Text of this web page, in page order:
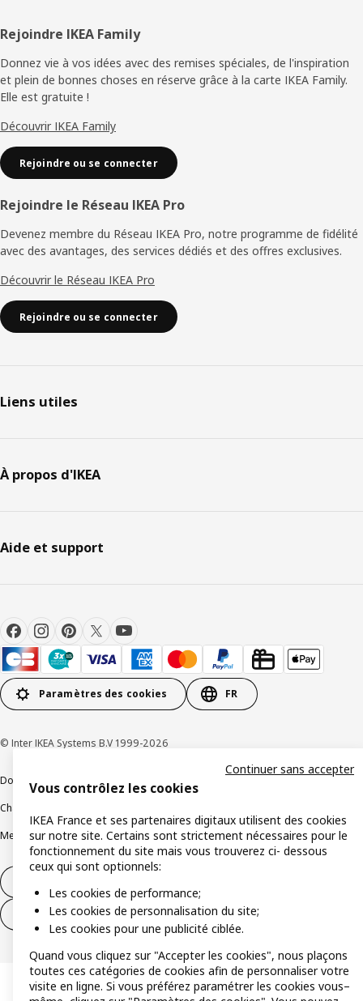
en choisissant le lavabo, le plateau ou encore le miroir que
vous préférez. Ainsi, vous n'obtiendrez pas le même style
si vous optez pour un meuble ÄNGSJÖN avec une finition
blanc brillant ou un motif chêne. Complétez vos éléments
fermés et vos meubles avec tiroirs avec un rangement
minimaliste que vous souhaitez, de nombreuses
combinaisons peuvent vous aider à créer la salle de bain
de vos rêves. »
Pied
de
page
Rejoindre IKEA Family
Donnez vie à vos idées avec des remises spéciales, de l'inspiration
et plein de bonnes choses en réserve grâce à la carte IKEA Family.
Elle est gratuite !
Découvrir IKEA Family
Rejoindre ou se connecter
Rejoindre le Réseau IKEA Pro
Devenez membre du Réseau IKEA Pro, notre programme de fidélité
avec des avantages, des services dédiés et des offres exclusives.
Découvrir le Réseau IKEA Pro
Rejoindre ou se connecter
Liens utiles
À propos d'IKEA
Aide et support
Paramètres des cookies FR
© Inter IKEA Systems B.V 1999-2026
Documents juridiques et informations légales
Charte de protection des données
Mentions légales Alertes fraudeRappel produitAccessibilité : non conforme
Formulaire de rétractation – services
Vous contrôlez les cookies
IKEA France et ses partenaires digitaux utilisent des cookies
sur notre site. Certains sont strictement nécessaires pour le
fonctionnement du site mais vous trouverez ci- dessous
ceux qui sont optionnels:
Les cookies de performance;
Les cookies de personnalisation du site;
Les cookies pour une publicité ciblée.
Quand vous cliquez sur "Accepter les cookies", nous plaçons
toutes ces catégories de cookies afin de personnaliser votre
visite en ligne. Si vous préférez paramétrer les cookies vous–
Continuer sans accepter